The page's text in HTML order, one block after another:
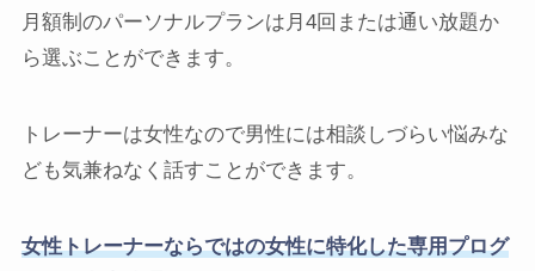
月額制のパーソナルプランは月4回または通い放題か
ら選ぶことができます。
トレーナーは女性なので男性には相談しづらい悩みな
ども気兼ねなく話すことができます。
女性トレーナーならではの女性に特化した専用プログ